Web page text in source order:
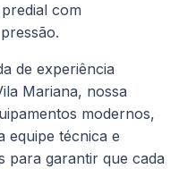
com
de experiência
Mariana, nossa
modernos,
equipe técnica e
para garantir que cada